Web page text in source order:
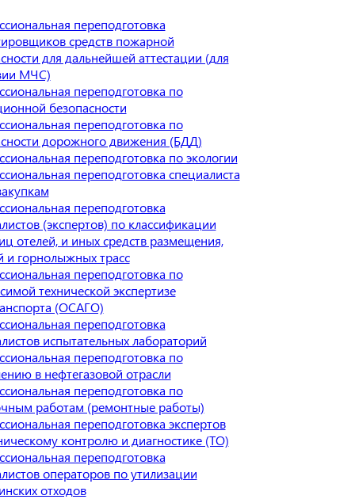
переподготовка
средств пожарной
для дальнейшей аттестации (для
МЧС)
переподготовка по
безопасности
переподготовка по
дорожного движения (БДД)
переподготовка по экологии
переподготовка специалиста
переподготовка
(экспертов) по классификации
отелей, и иных средств размещения,
и горнолыжных трасс
переподготовка по
технической экспертизе
(ОСАГО)
переподготовка
испытательных лабораторий
переподготовка по
в нефтегазовой отрасли
переподготовка по
работам (ремонтные работы)
переподготовка экспертов
контролю и диагностике (ТО)
переподготовка
операторов по утилизации
отходов